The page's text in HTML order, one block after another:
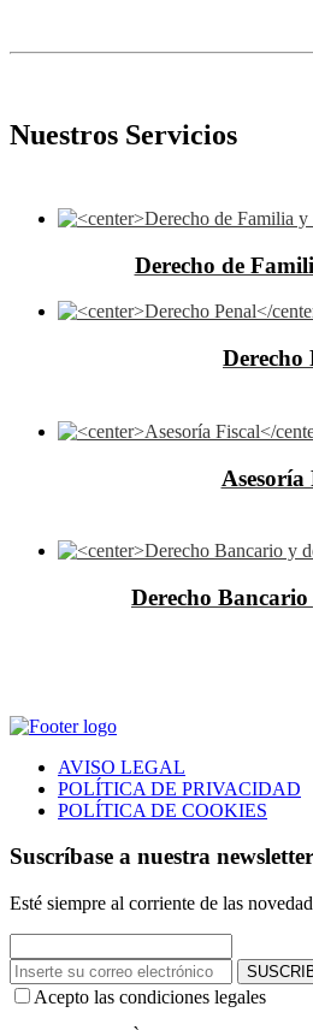
Nuestros Servicios
Derecho de
Derecho
Asesoría
Derecho
AVISO LEGAL
POLÍTICA DE PRIVACIDAD
POLÍTICA DE COOKIES
Suscríbase a nuestra newsletter
Esté siempre al corriente de las
Acepto las condiciones legales